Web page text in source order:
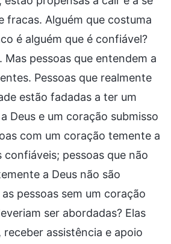
fracas. Alguém que costuma
é alguém que é confiável?
pessoas que entendem a
Pessoas que realmente
estão fadadas a ter um
Deus e um coração submisso
com um coração temente a
confiáveis; pessoas que não
a Deus não são
pessoas sem um coração
ser abordadas? Elas
receber assistência e apoio